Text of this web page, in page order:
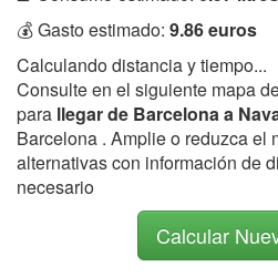
💰 Gasto estimado: 9.86 euros
Calculando distancia y tiempo...
Consulte en el siguiente mapa
para llegar de Barcelona a
Barcelona . Amplie o reduzca el
alternativas con información de
necesario
Calcular